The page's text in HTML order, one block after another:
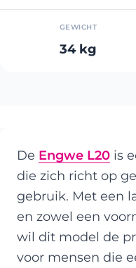
GEWICHT
34 kg
De Engwe L20 is
die zich richt op
gebruik. Met een
en zowel een
wil dit model de
voor mensen die